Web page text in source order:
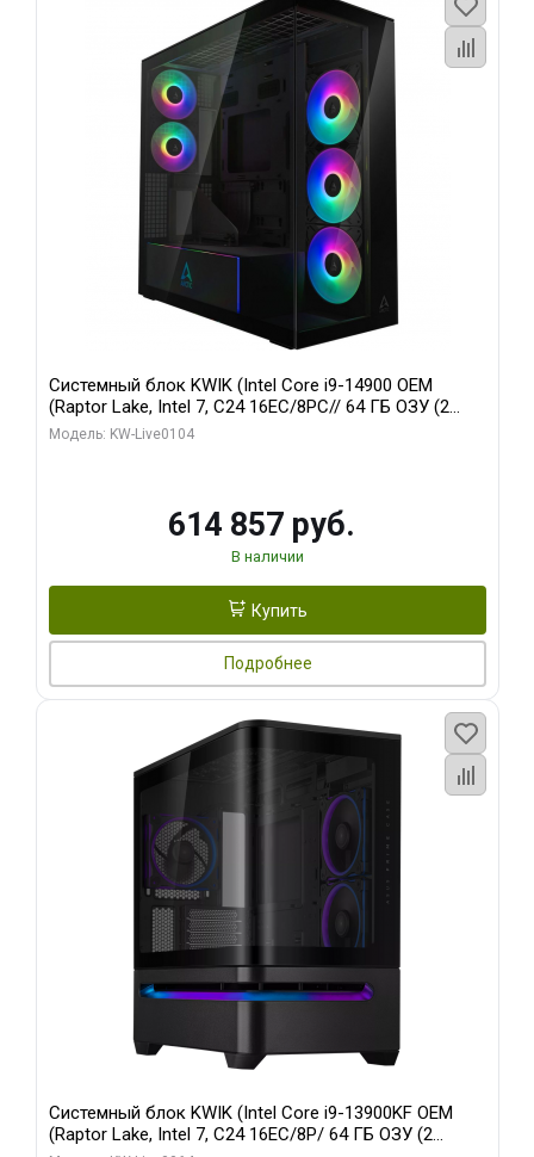
Системный блок KWIK (Intel Core i9-14900 OEM
(Raptor Lake, Intel 7, C24 16EC/8PC// 64 ГБ ОЗУ (2
модуля)/ Afox RTX4090 24GB GDDR6X 384-Bit 3xDP
Модель: KW-Live0104
614 857 руб.
В наличии
Купить
Подробнее
Системный блок KWIK (Intel Core i9-13900KF OEM
(Raptor Lake, Intel 7, C24 16EC/8P/ 64 ГБ ОЗУ (2